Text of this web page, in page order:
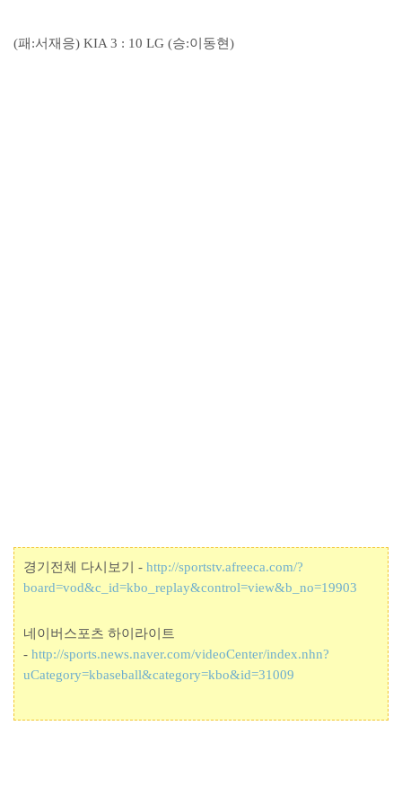
(패:서재응) KIA 3 : 10 LG (승:이동현)
경기전체 다시보기 - http://sportstv.afreeca.com/?
board=vod&c_id=kbo_replay&control=view&b_no=19903
네이버스포츠 하이라이트
- http://sports.news.naver.com/videoCenter/index.nhn?
uCategory=kbaseball&category=kbo&id=31009